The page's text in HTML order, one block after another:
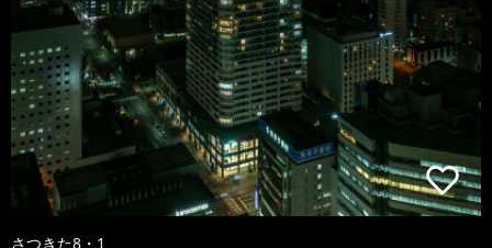
さつきた8・1